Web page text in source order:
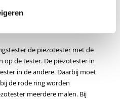
de piëzotester met de
op de tester. De piëzotester in
in de andere. Daarbij moet
de rode ring worden
meerdere malen. Bij